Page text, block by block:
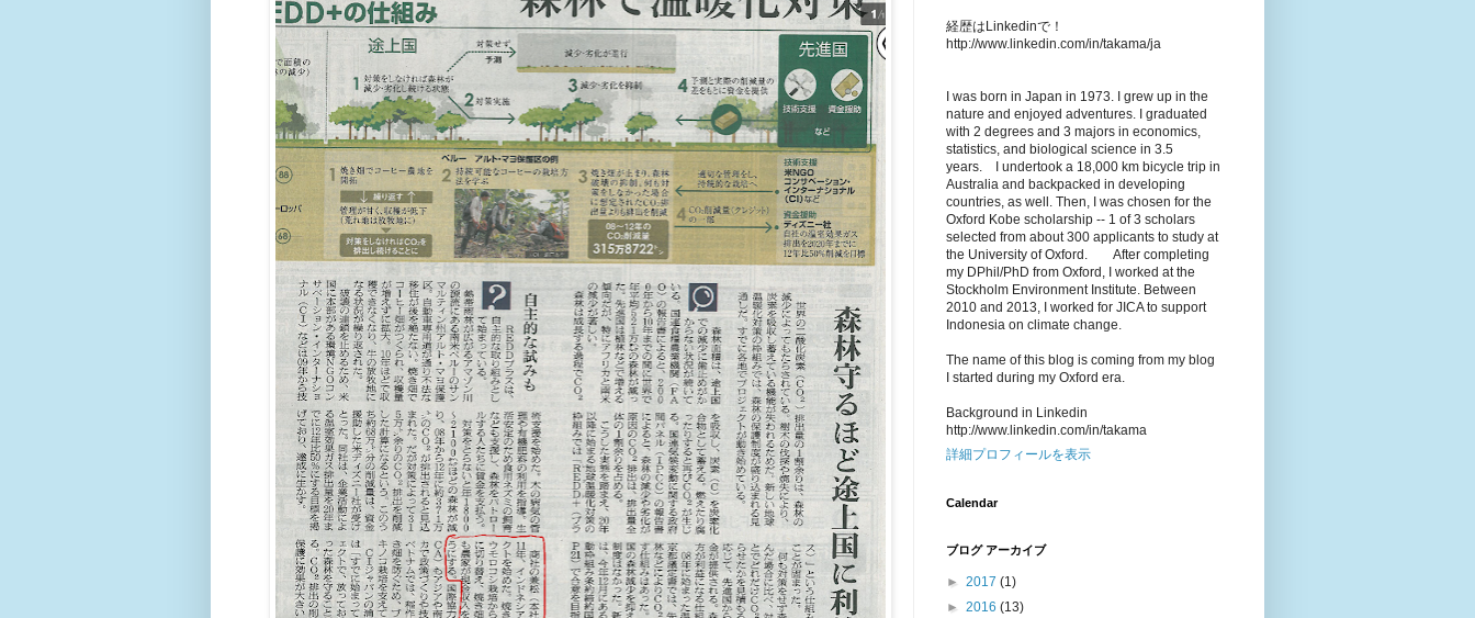
経歴はLinkedinで！
http://www.linkedin.com/in/takama/ja
I was born in Japan in 1973. I grew up in the
nature and enjoyed adventures. I graduated
with 2 degrees and 3 majors in economics,
statistics, and biological science in 3.5
years. I undertook a 18,000 km bicycle trip in
Australia and backpacked in developing
countries, as well. Then, I was chosen for the
Oxford Kobe scholarship -- 1 of 3 scholars
selected from about 300 applicants to study at
the University of Oxford. After completing
my DPhil/PhD from Oxford, I worked at the
Stockholm Environment Institute. Between
2010 and 2013, I worked for JICA to support
Indonesia on climate change.
The name of this blog is coming from my blog
I started during my Oxford era.
Background in Linkedin
http://www.linkedin.com/in/takama
詳細プロフィールを表示
Calendar
ブログ アーカイブ
► 2017 (1)
► 2016 (13)